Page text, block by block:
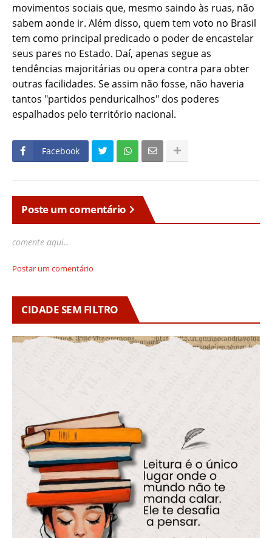
movimentos sociais que, mesmo saindo às ruas, não
sabem aonde ir. Além disso, quem tem voto no Brasil
tem como principal predicado o poder de encastelar
seus pares no Estado. Daí, apenas segue as
tendências majoritárias ou opera contra para obter
outras facilidades. Se assim não fosse, não haveria
tantos "partidos penduricalhos" dos poderes
espalhados pelo território nacional.
Facebook
Poste um comentário
comente aqui..
Postar um comentário
CIDADE SEM FILTRO